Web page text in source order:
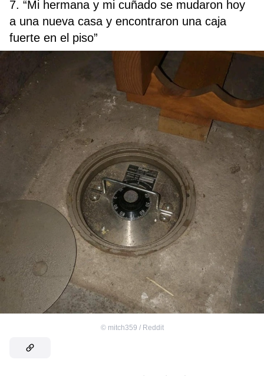
7. “Mi hermana y mi cuñado se mudaron hoy
a una nueva casa y encontraron una caja
fuerte en el piso”
© mitch359 / Reddit